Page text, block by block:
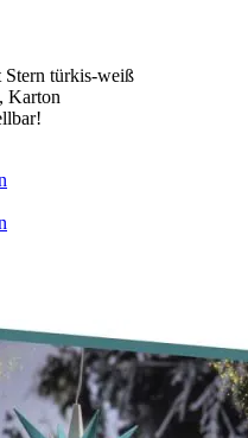
Stern türkis-weiß
Karton